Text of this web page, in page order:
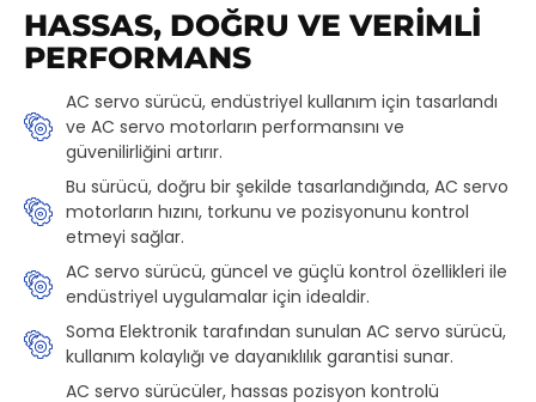
HASSAS, DOĞRU VE VERIMLI
PERFORMANS
AC servo sürücü, endüstriyel kullanım için tasarlandı
ve AC servo motorların performansını ve
güvenilirliğini artırır.
Bu sürücü, doğru bir şekilde tasarlandığında, AC servo
motorların hızını, torkunu ve pozisyonunu kontrol
etmeyi sağlar.
AC servo sürücü, güncel ve güçlü kontrol özellikleri ile
endüstriyel uygulamalar için idealdir.
Soma Elektronik tarafından sunulan AC servo sürücü,
kullanım kolaylığı ve dayanıklılık garantisi sunar.
AC servo sürücüler, hassas pozisyon kontrolü